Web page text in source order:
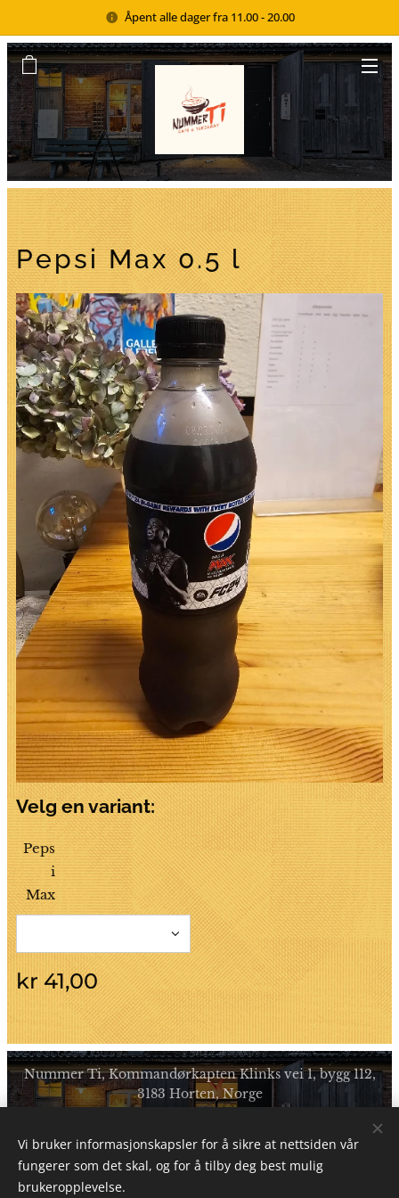
Åpent alle dager fra 11.00 - 20.00
Pepsi Max 0.5 l
Velg en variant:
Peps
i
Max
kr 41,00
Nummer Ti, Kommandørkapten Klinks vei 1, bygg 112,
3183 Horten, Norge
Ligger på Garassjetorget ved idylliske Karljohansvern i
vakre Horten Kommune
Informasjonskapsler
Vi bruker informasjonskapsler for å sikre at nettsiden vår
fungerer som det skal, og for å tilby deg best mulig
brukeropplevelse.